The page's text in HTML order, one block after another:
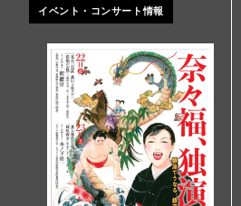
イベント・コンサート情報